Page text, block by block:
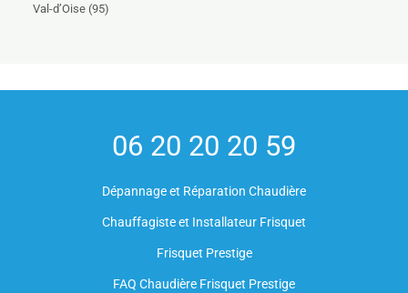
Val-d’Oise (95)
06 20 20 20 59
Dépannage et Réparation Chaudière
Chauffagiste et Installateur Frisquet
Frisquet Prestige
FAQ Chaudière Frisquet Prestige